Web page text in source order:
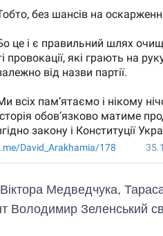
Медведчука,
Володимир Зеленський